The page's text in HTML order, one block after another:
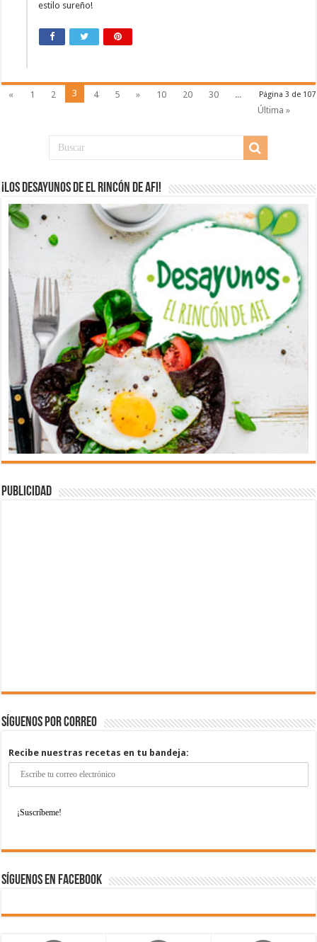
estilo sureño!
Página 3 de 107
« 1 2 3 4 5 » 10 20 30
...
Última »
¡Los desayunos de El Rincón de Afi!
Publicidad
Síguenos por correo
Recibe nuestras recetas en tu bandeja:
Síguenos en Facebook